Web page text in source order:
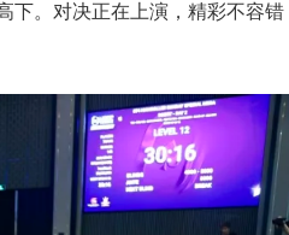
下。对决正在上演，精彩不容错